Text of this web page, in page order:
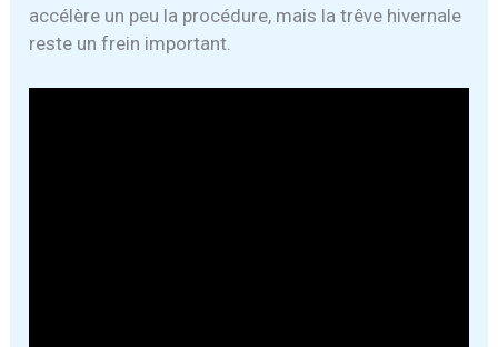
accélère un peu la procédure, mais la trêve hivernale
reste un frein important.